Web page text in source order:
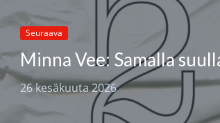
Seuraava
Minna Vee: Samalla
26 kesäkuuta 2026